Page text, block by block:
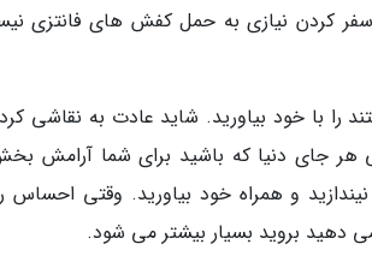
سفر کردن نیازی به حمل کفش های فانتزی
را با خود بیاورید. شاید عادت به نقاشی
هر جای دنیا که باشید برای شما آرامش
و همراه خود بیاورید. وقتی احساس
دهید بروید بسیار بیشتر می شود.